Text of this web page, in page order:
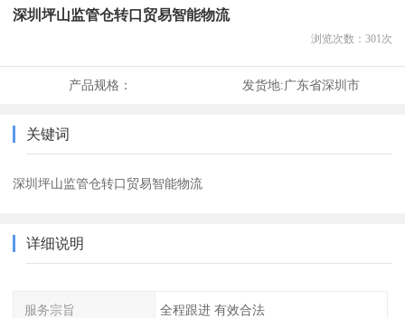
深圳坪山监管仓转口贸易智能物流
浏览次数： 301 次
产品规格： 发货地:广东省深圳市
关键词
深圳坪山监管仓转口贸易智能物流
详细说明
服务宗旨 全程跟进 有效合法